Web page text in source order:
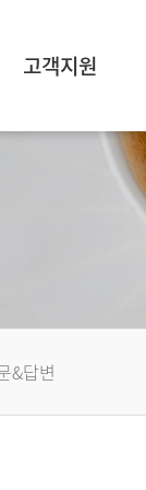
고객지원
&답변